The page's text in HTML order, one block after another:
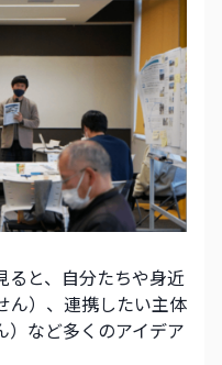
ると、自分たちや身近
ん）、連携したい主体
）など多くのアイデア